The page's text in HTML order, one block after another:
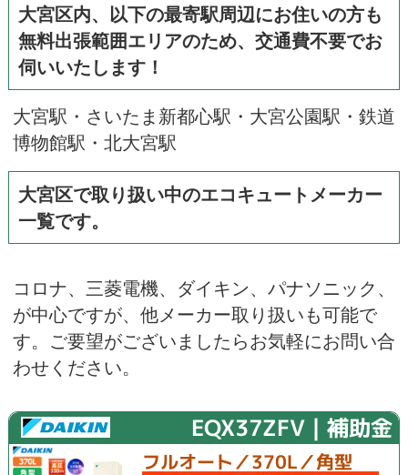
大宮区内、以下の最寄駅周辺にお住いの方も
無料出張範囲エリアのため、交通費不要でお
伺いいたします！
大宮駅・さいたま新都心駅・大宮公園駅・鉄道
博物館駅・北大宮駅
大宮区で取り扱い中のエコキュートメーカー
一覧です。
コロナ、 三菱電機、 ダイキン、 パナソニック、
が中心ですが、他メーカー取り扱いも可能で
す。ご要望がございましたらお気軽にお問い合
わせください。
EQX37ZFV｜補助金
フルオート／370L／角型